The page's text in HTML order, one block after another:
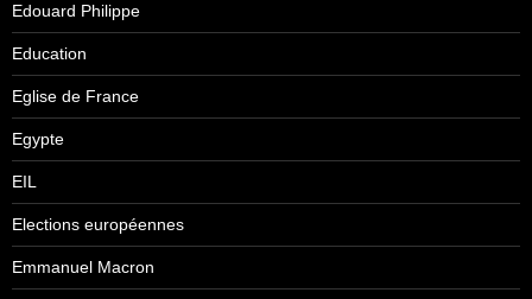
Edouard Philippe
Education
Eglise de France
Egypte
EIL
Elections européennes
Emmanuel Macron